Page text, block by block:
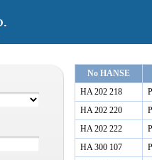
No HANSE
HA 202 218
HA 202 220
HA 202 222
HA 300 107